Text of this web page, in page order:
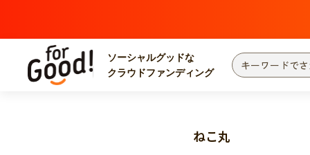
ソーシャルグッドな
クラウドファンディング
ねこ丸